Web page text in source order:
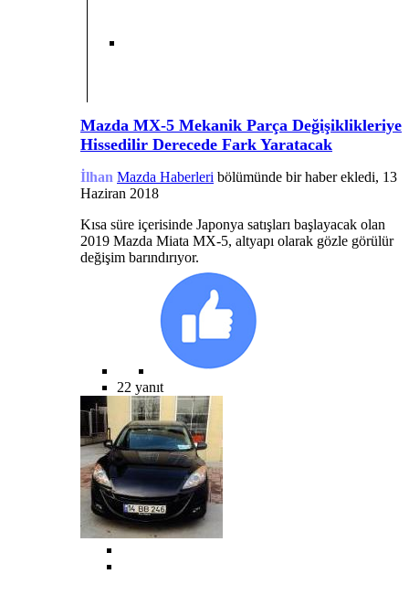
Mazda MX-5 Mekanik Parça Değişiklikleriye
Hissedilir Derecede Fark Yaratacak
İlhan Mazda Haberleri bölümünde bir haber ekledi, 13
Haziran 2018
Kısa süre içerisinde Japonya satışları başlayacak olan
2019 Mazda Miata MX-5, altyapı olarak gözle görülür
değişim barındırıyor.
22 yanıt